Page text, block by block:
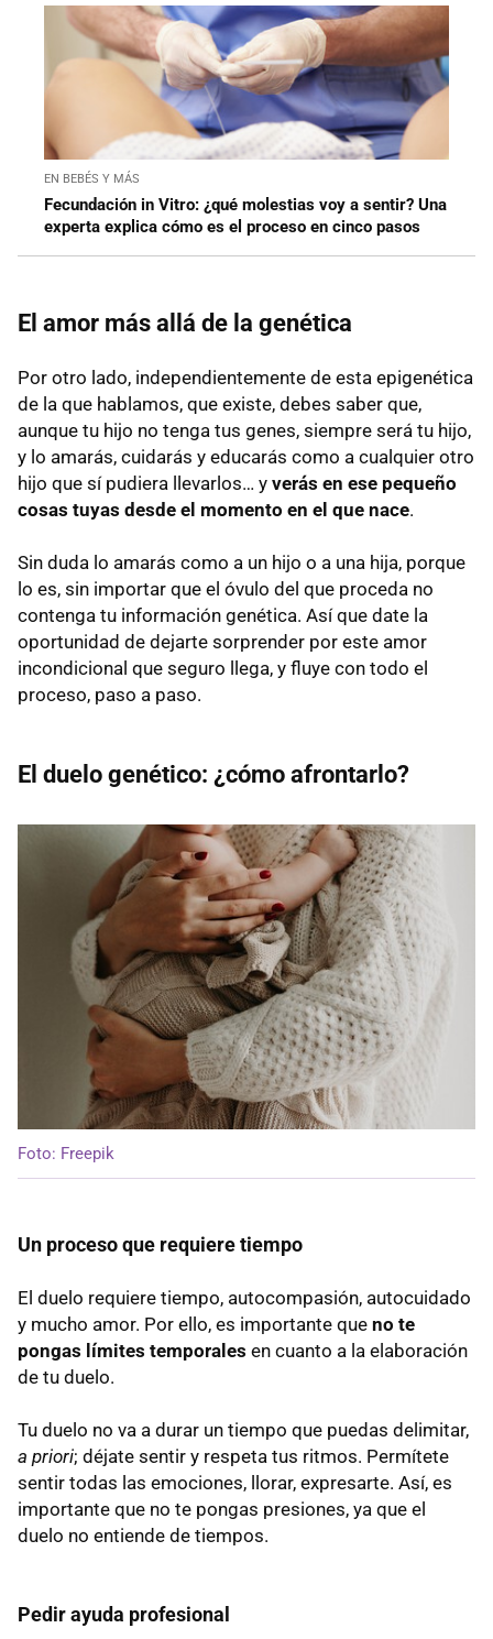
EN BEBÉS Y MÁS
Fecundación in Vitro: ¿qué molestias voy a sentir? Una
experta explica cómo es el proceso en cinco pasos
El amor más allá de la genética
Por otro lado, independientemente de esta epigenética
de la que hablamos, que existe, debes saber que,
aunque tu hijo no tenga tus genes, siempre será tu hijo,
y lo amarás, cuidarás y educarás como a cualquier otro
hijo que sí pudiera llevarlos… y verás en ese pequeño
cosas tuyas desde el momento en el que nace.
Sin duda lo amarás como a un hijo o a una hija, porque
lo es, sin importar que el óvulo del que proceda no
contenga tu información genética. Así que date la
oportunidad de dejarte sorprender por este amor
incondicional que seguro llega, y fluye con todo el
proceso, paso a paso.
El duelo genético: ¿cómo afrontarlo?
Foto: Freepik
Un proceso que requiere tiempo
El duelo requiere tiempo, autocompasión, autocuidado
y mucho amor. Por ello, es importante que no te
pongas límites temporales en cuanto a la elaboración
de tu duelo.
Tu duelo no va a durar un tiempo que puedas delimitar,
a priori; déjate sentir y respeta tus ritmos. Permítete
sentir todas las emociones, llorar, expresarte. Así, es
importante que no te pongas presiones, ya que el
duelo no entiende de tiempos.
Pedir ayuda profesional